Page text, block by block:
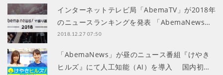
インターネットテレビ局「AbemaTV」が2018年
のニュースランキングを発表 「AbemaNews…
2018.12.27 07:50
「AbemaNews」が昼のニュース番組『けやき
ヒルズ』にて人工知能（AI）を導入 国内初…